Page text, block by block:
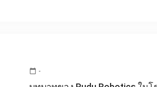
calendar_today -